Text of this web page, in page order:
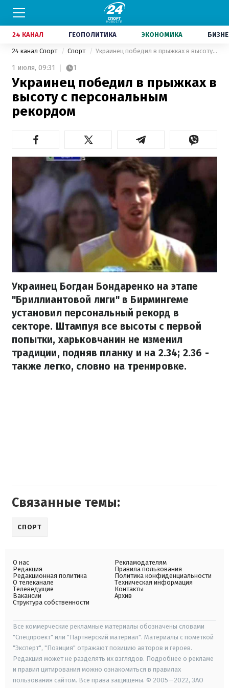
24 КАНАЛ ГЕОПОЛИТИКА ЭКОНОМИКА
24 канал Спорт Спорт Украинец победил в прыжках в высоту с персональным рекордом
1 июля, 09:31 1
Украинец победил в прыжках в
высоту с персональным
рекордом
Украинец Богдан Бондаренко на этапе
"Бриллиантовой лиги" в Бирмингеме
установил персональный рекорд в
секторе. Штампуя все высоты с первой
попытки, харьковчанин не изменил
традиции, подняв планку и на 2.34; 2.36 -
также легко, словно на тренировке.
Связанные темы:
СПОРТ
О нас
Редакция
Редакционная политика
О телеканале
Телеведущие
Вакансии
Структура собственности
Рекламодателям
Правила пользования
Политика конфиденциальности
Техническая информация
Контакты
Архив
Все коммерческие рекламные материалы обозначены словами
"Спецпроект" или "Партнерский материал". Материалы с пометкой
"Эксперт", "Позиция" отражают позицию авторов и героев.
Редакция может не разделять их взглядов. Подробнее о рекламе
и правил цитирования можно ознакомиться в правилах
пользования сайтом. Все права защищены. © 2005—2022, ЗАО